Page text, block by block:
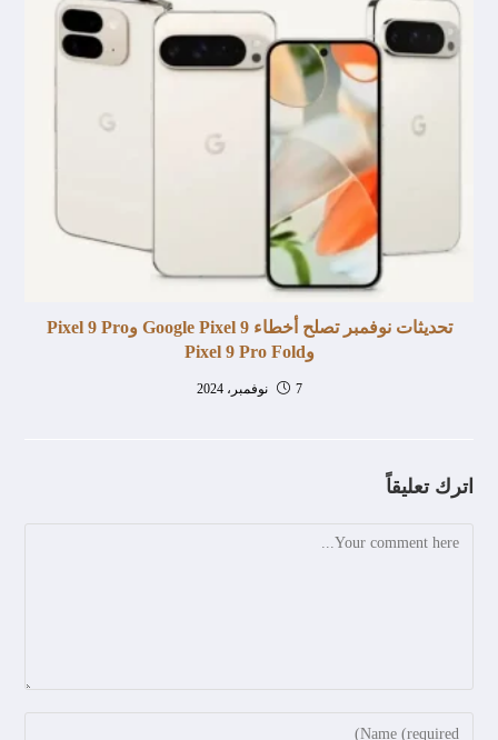
تحديثات نوفمبر تصلح أخطاء Google Pixel 9 وPixel 9 Pro
وPixel 9 Pro Fold
7 نوفمبر، 2024
اترك تعليقاً